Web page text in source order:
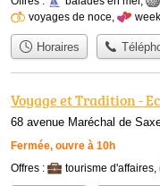
voyages de noce,
Horaires
Voyage et Tradition -
68 avenue Maréchal de
Fermée, ouvre à 10h
Offres : tourisme d'affaires,